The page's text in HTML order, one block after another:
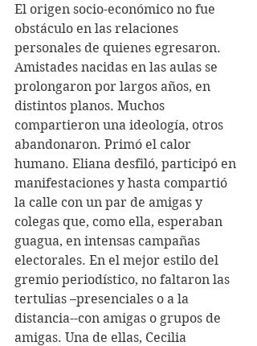
El origen socio-económico no fue
obstáculo en las relaciones
personales de quienes egresaron.
Amistades nacidas en las aulas se
prolongaron por largos años, en
distintos planos. Muchos
compartieron una ideología, otros
abandonaron. Primó el calor
humano. Eliana desfiló, participó en
manifestaciones y hasta compartió
la calle con un par de amigas y
colegas que, como ella, esperaban
guagua, en intensas campañas
electorales. En el mejor estilo del
gremio periodístico, no faltaron las
tertulias –presenciales o a la
distancia--con amigas o grupos de
amigas. Una de ellas, Cecilia